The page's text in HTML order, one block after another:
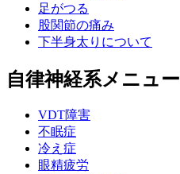
足がつる
股関節の痛み
下半身太りについて
自律神経系メニュー
VDT障害
不眠症
冷え症
眼精疲労